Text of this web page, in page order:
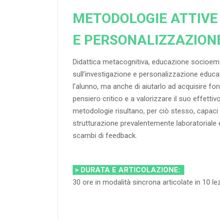
METODOLOGIE ATTIVE
E
Didattica metacognitiva, educazione
sull’investigazione e personalizzazione
l’alunno, ma anche di aiutarlo ad acquisire
pensiero critico e a valorizzare il suo
metodologie risultano, per ciò stesso,
strutturazione prevalentemente
scambi di feedback.
> DURATA E ARTICOLAZIONE:
30 ore in modalità sincrona articolate in 10